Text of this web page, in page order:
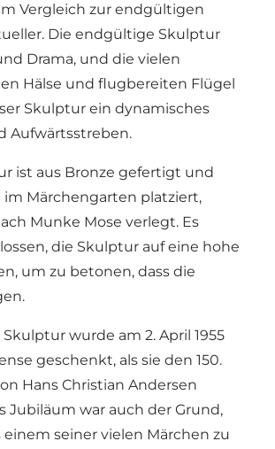
Vergleich zur endgültigen
Die endgültige Skulptur
Drama, und die vielen
Hälse und flugbereiten Flügel
Skulptur ein dynamisches
Aufwärtsstreben.
ist aus Bronze gefertigt und
Märchengarten platziert,
Munke Mose verlegt. Es
die Skulptur auf eine hohe
um zu betonen, dass die
Skulptur wurde am 2. April 1955
geschenkt, als sie den 150.
Hans Christian Andersen
Jubiläum war auch der Grund,
einem seiner vielen Märchen zu